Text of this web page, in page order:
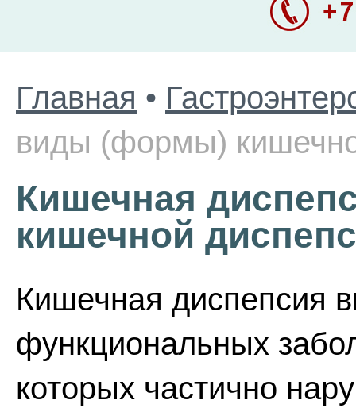
Главная •
виды (формы)
Кишечная
кишечной
Кишечная диспепсия
функциональных
которых частично